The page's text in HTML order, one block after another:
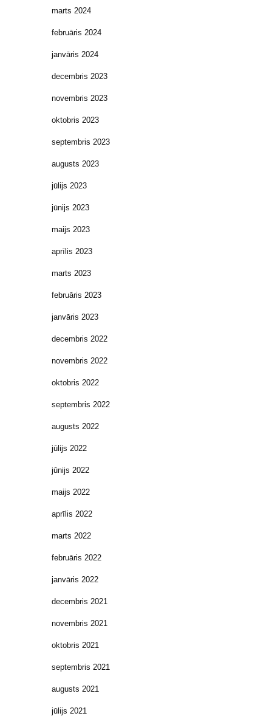
marts 2024
februāris 2024
janvāris 2024
decembris 2023
novembris 2023
oktobris 2023
septembris 2023
augusts 2023
jūlijs 2023
jūnijs 2023
maijs 2023
aprīlis 2023
marts 2023
februāris 2023
janvāris 2023
decembris 2022
novembris 2022
oktobris 2022
septembris 2022
augusts 2022
jūlijs 2022
jūnijs 2022
maijs 2022
aprīlis 2022
marts 2022
februāris 2022
janvāris 2022
decembris 2021
novembris 2021
oktobris 2021
septembris 2021
augusts 2021
jūlijs 2021